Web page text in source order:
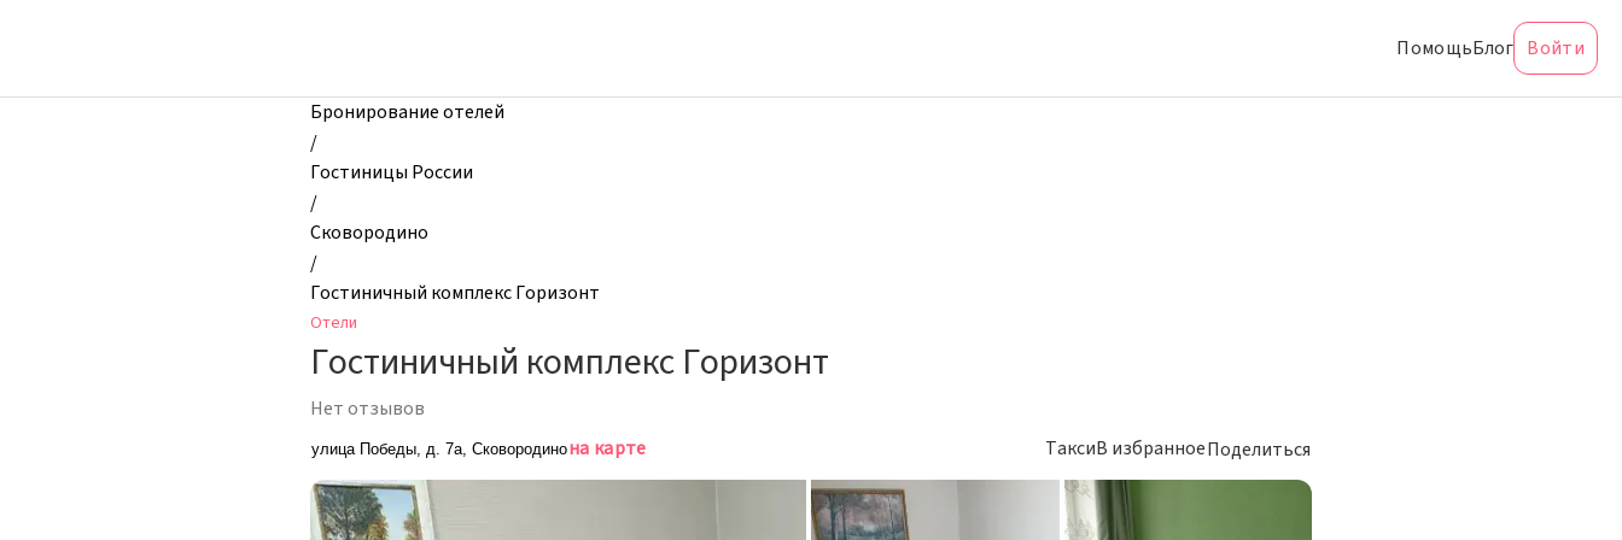
Гостиничный
ПомощьБлог Войти
Бронирование отелей
/
Гостиницы России
/
Сковородино
/
Гостиничный комплекс Горизонт
Отели
Гостиничный комплекс Горизонт
Нет отзывов
улица Победы, д. 7а, Сковородинона карте ТаксиВ избранноеПоделиться